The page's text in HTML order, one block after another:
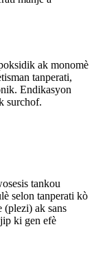
ak monomè
tanperati,
Endikasyon
surchof.
tankou
selon tanperati kò
(plezi) ak sans
ki gen efè